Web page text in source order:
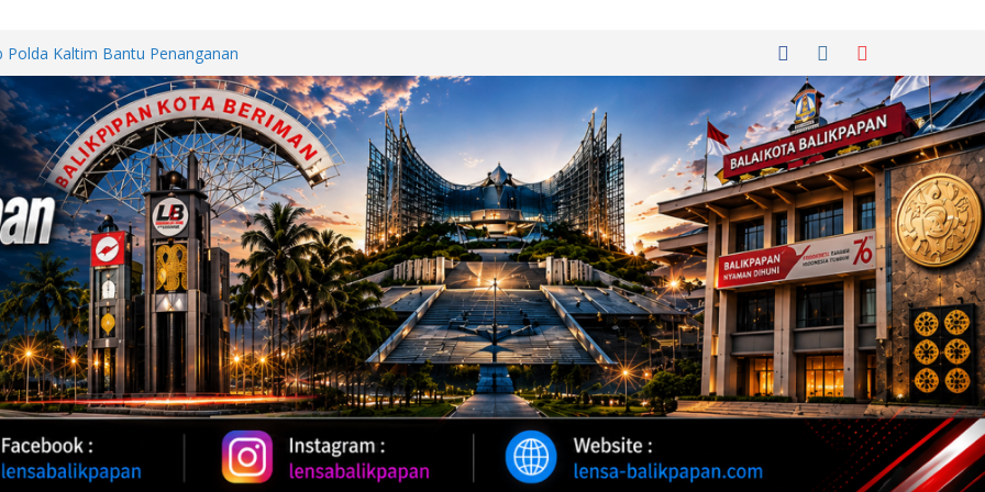
Melalui Silaturahmi dan
Polda Kaltim Bantu Penanganan
Provinsi Jawa Tengah Jajaki
Oil 2026, Kapolda Kaltim
Karhutla
DI JALAN PATTIMURA
WARGA MINTA SEGERA